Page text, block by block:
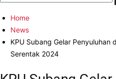
untuk:
Home
News
KPU Subang Gelar Penyuluhan
Serentak 2024